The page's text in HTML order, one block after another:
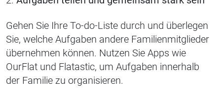
Gehen Sie Ihre To-do-Liste durch und überlegen
Sie, welche Aufgaben andere Familienmitglieder
übernehmen können. Nutzen Sie Apps wie
OurFlat und Flatastic, um Aufgaben innerhalb
der Familie zu organisieren.